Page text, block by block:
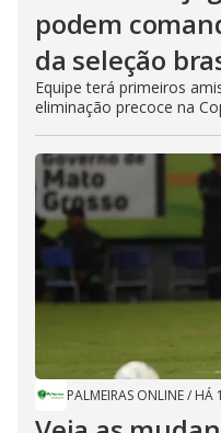
podem
da seleção
Equipe terá primeiros
eliminação precoce na
PALMEIRAS ONLINE/ HÁ